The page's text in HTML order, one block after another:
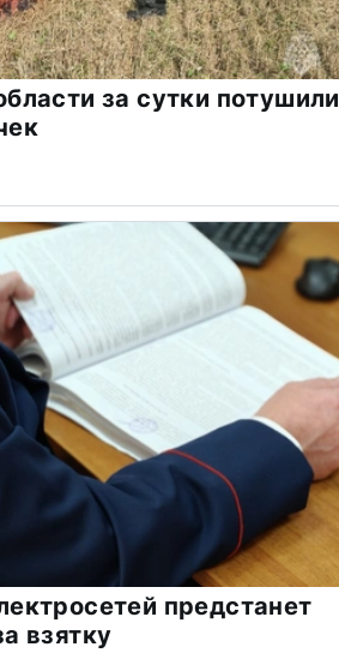
за сутки потушили
предстанет
взятку